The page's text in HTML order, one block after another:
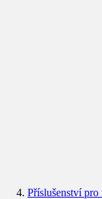
Příslušenství pro